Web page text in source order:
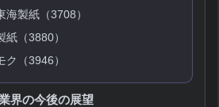
海製紙（3708）
紙（3880）
ク（3946）
界の今後の展望